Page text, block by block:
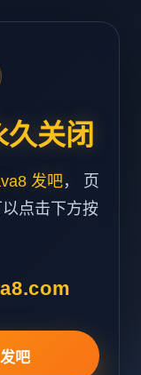
久关闭
发吧， 页
点击下方按
吧